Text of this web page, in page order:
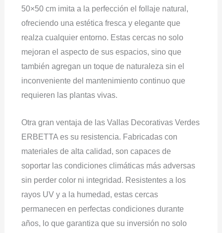
50×50 cm imita a la perfección el follaje natural,
ofreciendo una estética fresca y elegante que
realza cualquier entorno. Estas cercas no solo
mejoran el aspecto de sus espacios, sino que
también agregan un toque de naturaleza sin el
inconveniente del mantenimiento continuo que
requieren las plantas vivas.
Otra gran ventaja de las Vallas Decorativas Verdes
ERBETTA es su resistencia. Fabricadas con
materiales de alta calidad, son capaces de
soportar las condiciones climáticas más adversas
sin perder color ni integridad. Resistentes a los
rayos UV y a la humedad, estas cercas
permanecen en perfectas condiciones durante
años, lo que garantiza que su inversión no solo